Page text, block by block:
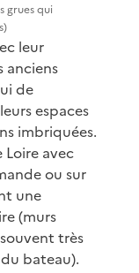
grues qui
leur
anciens
de
espaces
imbriquées.
Loire avec
ou sur
une
(murs
très
bateau).